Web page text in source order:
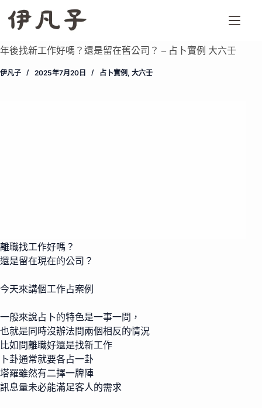
至
要
容
年後找新工作好嗎？還是留在舊公司？ – 占卜實例 大六壬
伊凡子 2025年7月20日 占卜實例, 大六壬
離職找工作好嗎？
還是留在現在的公司？
今天來講個工作占案例
一般來說占卜的特色是一事一問，
也就是同時沒辦法問兩個相反的情況
比如問離職好還是找新工作
卜卦通常就要各占一卦
塔羅雖然有二擇一牌陣
訊息量未必能滿足客人的需求